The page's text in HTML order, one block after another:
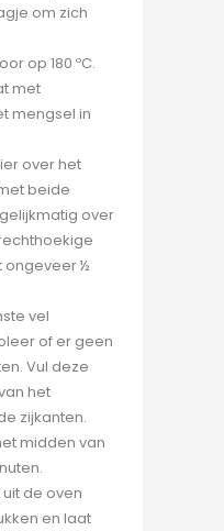
om zich
op 180 ºC.
met
mengsel in
over het
beide
over
ongeveer ½
vel
of er geen
Vul deze
het
zijkanten.
midden van
de oven
en laat